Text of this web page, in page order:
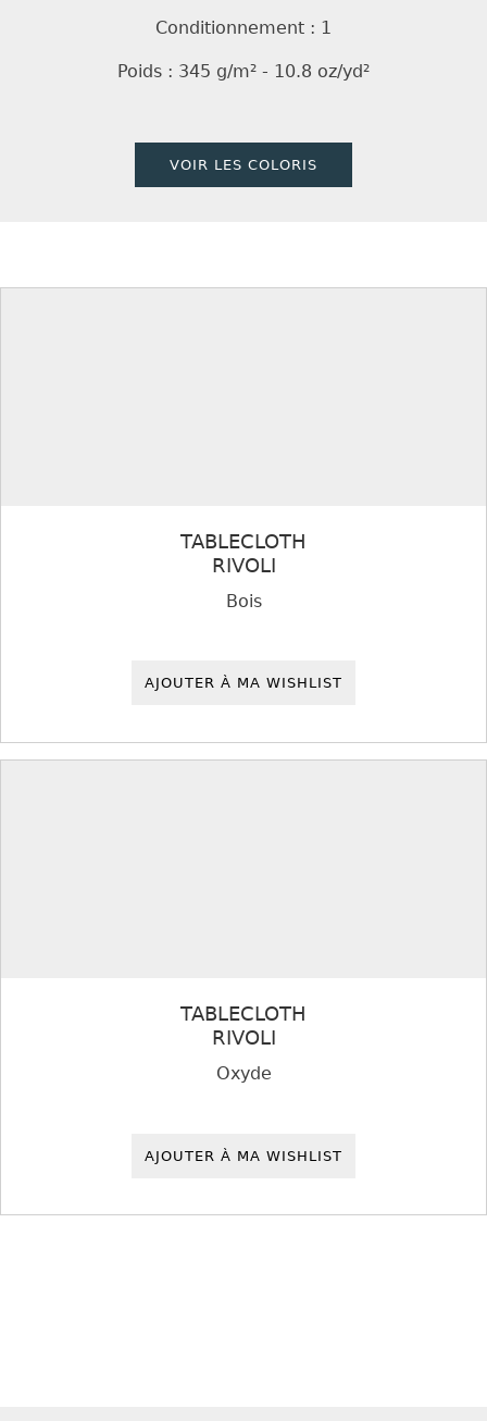
Conditionnement : 1
Poids : 345 g/m² - 10.8 oz/yd²
VOIR LES COLORIS
TABLECLOTH
RIVOLI
Bois
AJOUTER À MA WISHLIST
TABLECLOTH
RIVOLI
Oxyde
AJOUTER À MA WISHLIST